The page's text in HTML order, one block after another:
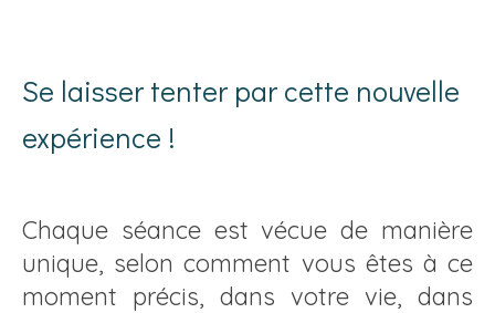
Se laisser tenter par cette nouvelle
expérience !
Chaque séance est vécue de manière
unique, selon comment vous êtes à ce
moment précis, dans votre vie, dans